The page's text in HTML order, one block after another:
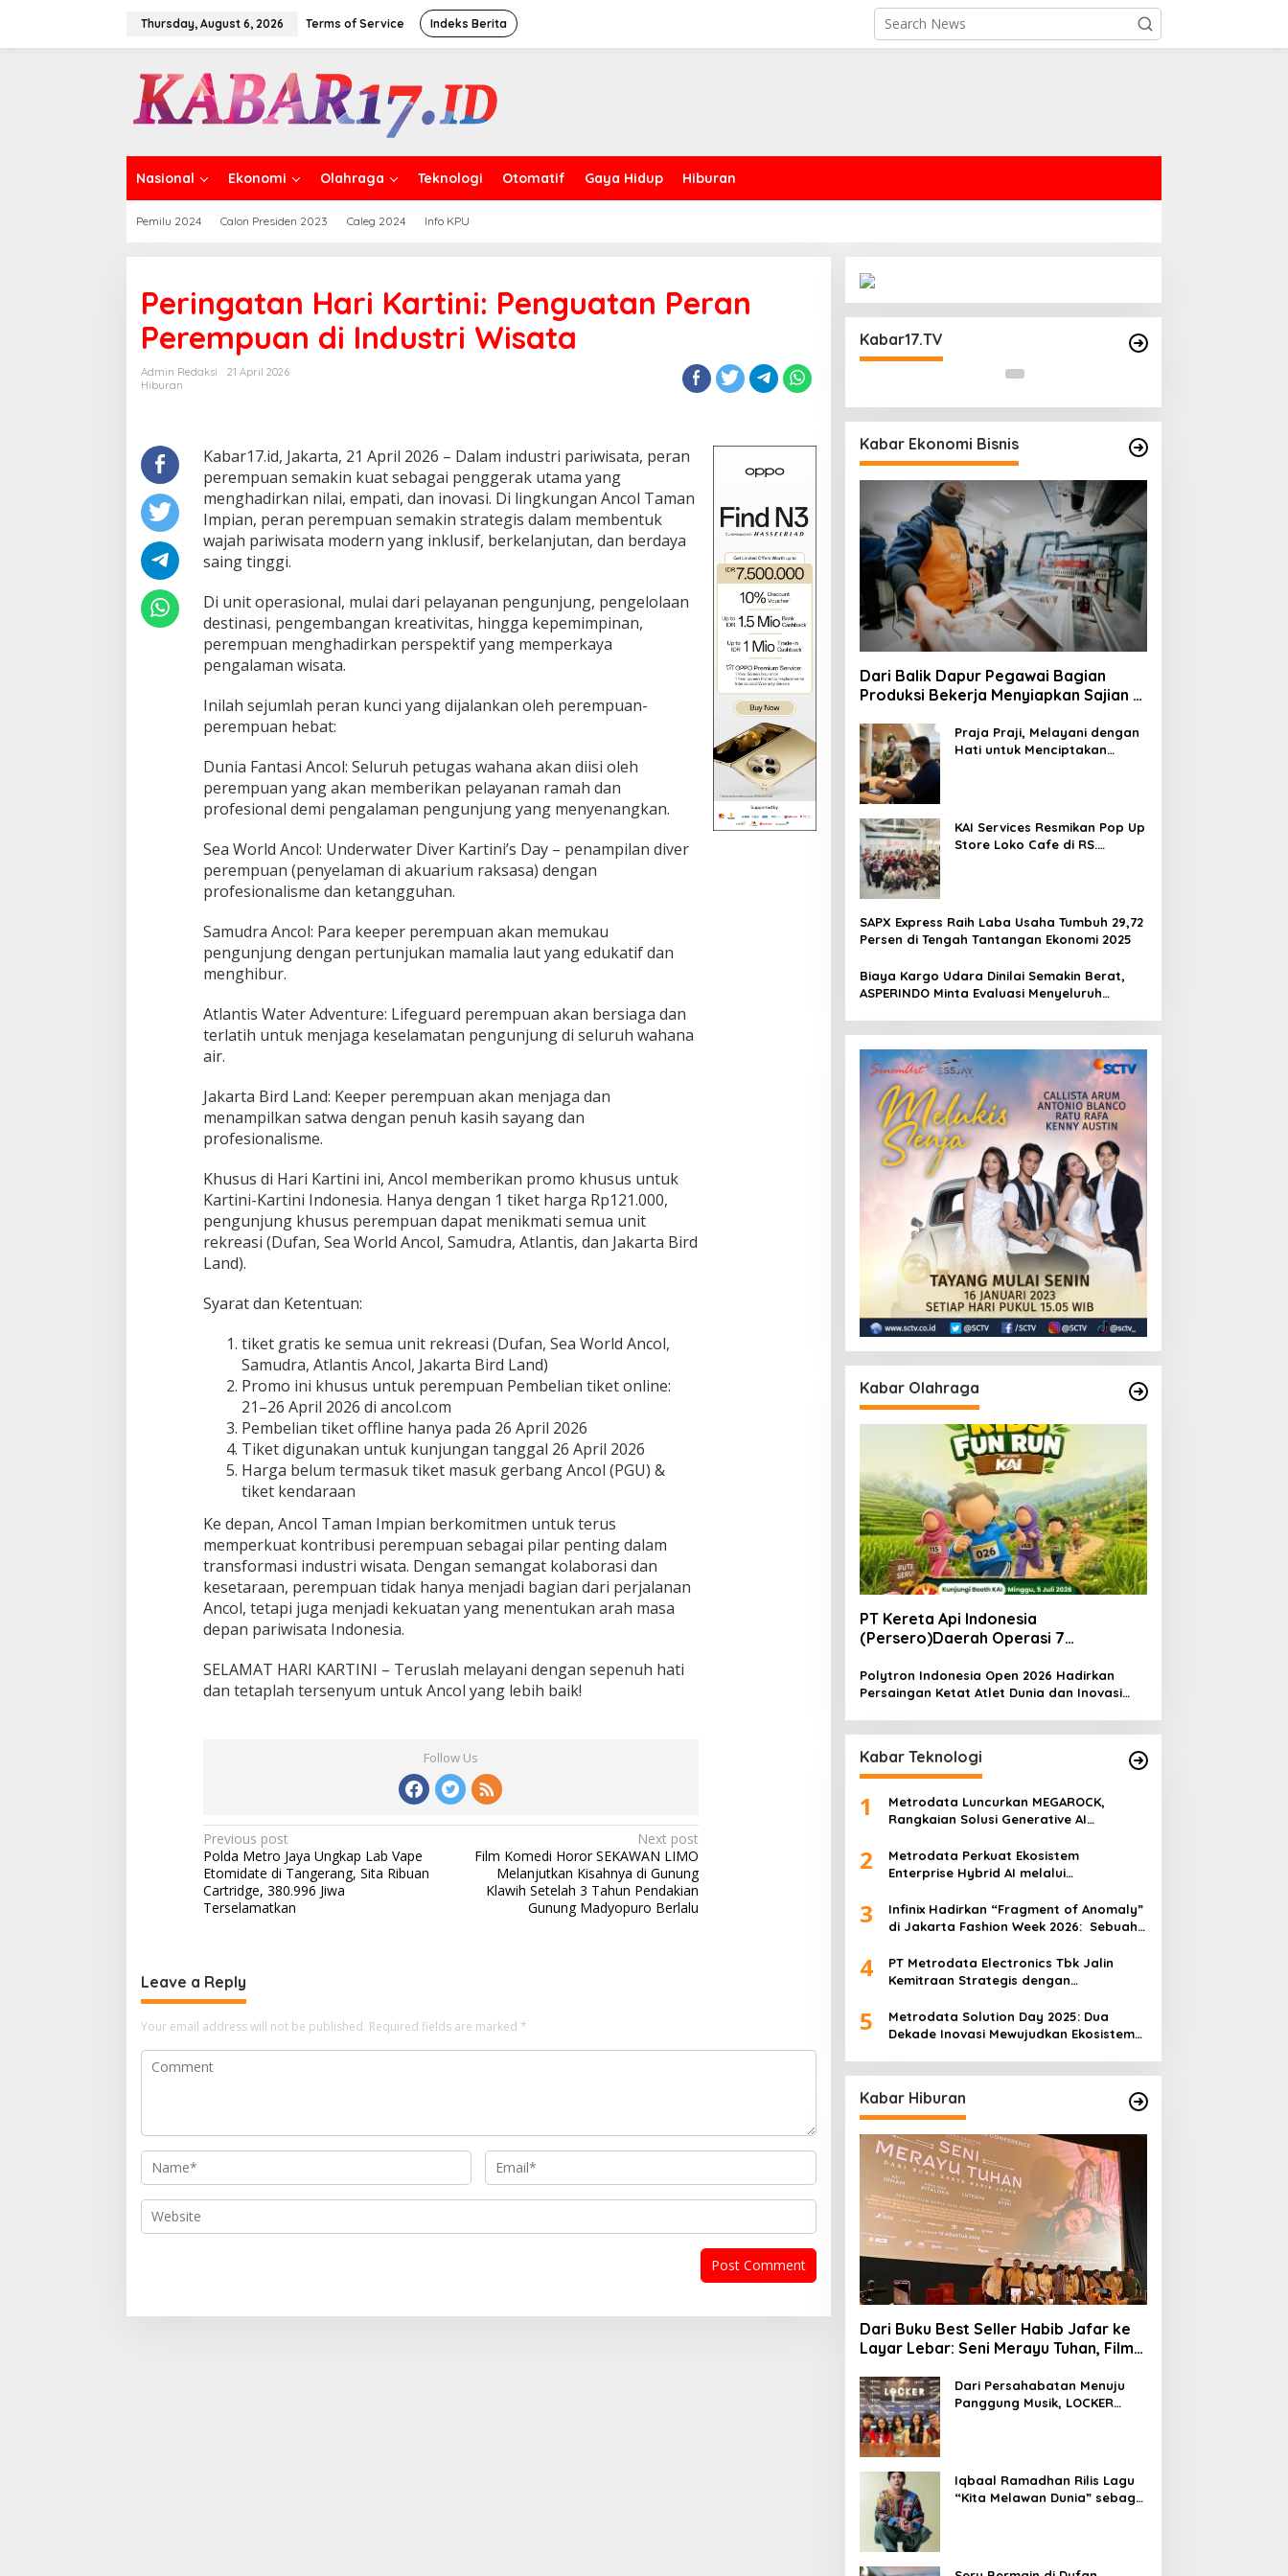
Thursday, August 6, 2026 Terms of Service Indeks Berita
Nasional Ekonomi Olahraga Teknologi Otomatif Gaya Hidup Hiburan
Pemilu 2024 Calon Presiden 2023 Caleg 2024 Info KPU
Peringatan Hari Kartini: Penguatan Peran
Perempuan di Industri Wisata
Admin Redaksi
21 April 2026
Hiburan
Kabar17.id, Jakarta, 21 April 2026 – Dalam industri pariwisata, peran
perempuan semakin kuat sebagai penggerak utama yang
menghadirkan nilai, empati, dan inovasi. Di lingkungan Ancol Taman
Impian, peran perempuan semakin strategis dalam membentuk
wajah pariwisata modern yang inklusif, berkelanjutan, dan berdaya
saing tinggi.
Di unit operasional, mulai dari pelayanan pengunjung, pengelolaan
destinasi, pengembangan kreativitas, hingga kepemimpinan,
perempuan menghadirkan perspektif yang memperkaya
pengalaman wisata.
Inilah sejumlah peran kunci yang dijalankan oleh perempuan-
perempuan hebat:
Dunia Fantasi Ancol: Seluruh petugas wahana akan diisi oleh
perempuan yang akan memberikan pelayanan ramah dan
profesional demi pengalaman pengunjung yang menyenangkan.
Sea World Ancol: Underwater Diver Kartini’s Day – penampilan diver
perempuan (penyelaman di akuarium raksasa) dengan
profesionalisme dan ketangguhan.
Samudra Ancol: Para keeper perempuan akan memukau
pengunjung dengan pertunjukan mamalia laut yang edukatif dan
menghibur.
Atlantis Water Adventure: Lifeguard perempuan akan bersiaga dan
terlatih untuk menjaga keselamatan pengunjung di seluruh wahana
air.
Jakarta Bird Land: Keeper perempuan akan menjaga dan
menampilkan satwa dengan penuh kasih sayang dan
profesionalisme.
Khusus di Hari Kartini ini, Ancol memberikan promo khusus untuk
Kartini-Kartini Indonesia. Hanya dengan 1 tiket harga Rp121.000,
pengunjung khusus perempuan dapat menikmati semua unit
rekreasi (Dufan, Sea World Ancol, Samudra, Atlantis, dan Jakarta Bird
Land).
Syarat dan Ketentuan:
tiket gratis ke semua unit rekreasi (Dufan, Sea World Ancol,
Samudra, Atlantis Ancol, Jakarta Bird Land)
Promo ini khusus untuk perempuan Pembelian tiket online:
21–26 April 2026 di ancol.com
Pembelian tiket offline hanya pada 26 April 2026
Tiket digunakan untuk kunjungan tanggal 26 April 2026
Harga belum termasuk tiket masuk gerbang Ancol (PGU) &
tiket kendaraan
Ke depan, Ancol Taman Impian berkomitmen untuk terus
memperkuat kontribusi perempuan sebagai pilar penting dalam
transformasi industri wisata. Dengan semangat kolaborasi dan
kesetaraan, perempuan tidak hanya menjadi bagian dari perjalanan
Ancol, tetapi juga menjadi kekuatan yang menentukan arah masa
depan pariwisata Indonesia.
SELAMAT HARI KARTINI – Teruslah melayani dengan sepenuh hati
dan tetaplah tersenyum untuk Ancol yang lebih baik!
Follow Us
Post
navigation
Previous post
Polda Metro Jaya Ungkap Lab Vape
Etomidate di Tangerang, Sita Ribuan
Cartridge, 380.996 Jiwa
Terselamatkan
Next post
Film Komedi Horor SEKAWAN LIMO
Melanjutkan Kisahnya di Gunung
Klawih Setelah 3 Tahun Pendakian
Gunung Madyopuro Berlalu
Leave a Reply
Your email address will not be published. Required fields are marked *
Kabar17.TV
Puncak HUT Ke-44 Satpam,
Satpam Kini Profesi
Berkompetensi
Operasi Cipta Kondisi Digelar
Mengantisipasi Kerawanan Malam
Kabar Ekonomi Bisnis
Dari Balik Dapur Pegawai Bagian
Produksi Bekerja Menyiapkan Sajian di
Praja Praji, Melayani dengan
Hati untuk Menciptakan
KAI Services Resmikan Pop Up
Store Loko Cafe di RS.
SAPX Express Raih Laba Usaha Tumbuh 29,72
Persen di Tengah Tantangan Ekonomi 2025
Biaya Kargo Udara Dinilai Semakin Berat,
ASPERINDO Minta Evaluasi Menyeluruh
Kabar Olahraga
PT Kereta Api Indonesia
(Persero)Daerah Operasi 7
Pers/KAI/DO.7/VII/02/2026Kamis, 4
Juli 2026
Polytron Indonesia Open 2026 Hadirkan
Persaingan Ketat Atlet Dunia dan Inovasi
Kabar Teknologi
1
Metrodata Luncurkan MEGAROCK,
Rangkaian Solusi Generative AI
Nasional
2
Metrodata Perkuat Ekosistem
Enterprise Hybrid AI melalui
3
Infinix Hadirkan “Fragment of Anomaly”
di Jakarta Fashion Week 2026: Sebuah
Fashion Terkemuka dan Eksperimen
Robotik ‘R.AT.S’ Lab
4
PT Metrodata Electronics Tbk Jalin
Kemitraan Strategis dengan
Transformasi Digital
5
Metrodata Solution Day 2025: Dua
Dekade Inovasi Mewujudkan Ekosistem
Kabar Hiburan
Dari Buku Best Seller Habib Jafar ke
Layar Lebar: Seni Merayu Tuhan, Film
Makna Hidup dan Jati Diri
Dari Persahabatan Menuju
Panggung Musik, LOCKER
Iqbaal Ramadhan Rilis Lagu
“Kita Melawan Dunia” sebagai